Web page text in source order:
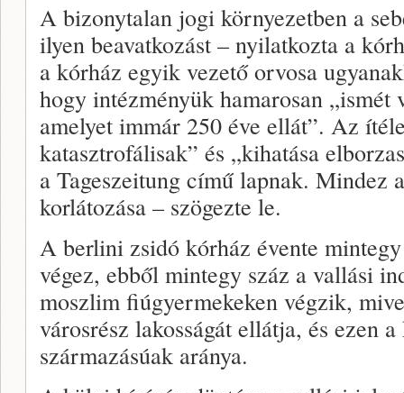
A bizonytalan jogi környezetben a
ilyen beavatkozást – nyilatkozta a
a kórház egyik vezető orvosa
hogy intézményük hamarosan „ismét
amelyet immár 250 éve ellát”. Az
katasztrofálisak” és „kihatása
a Tageszeitung című lapnak. Mindez
korlátozása – szögezte le.
A berlini zsidó kórház évente
végez, ebből mintegy száz a vallási
moszlim fiúgyermekeken végzik,
városrész lakosságát ellátja, és ezen
származásúak aránya.